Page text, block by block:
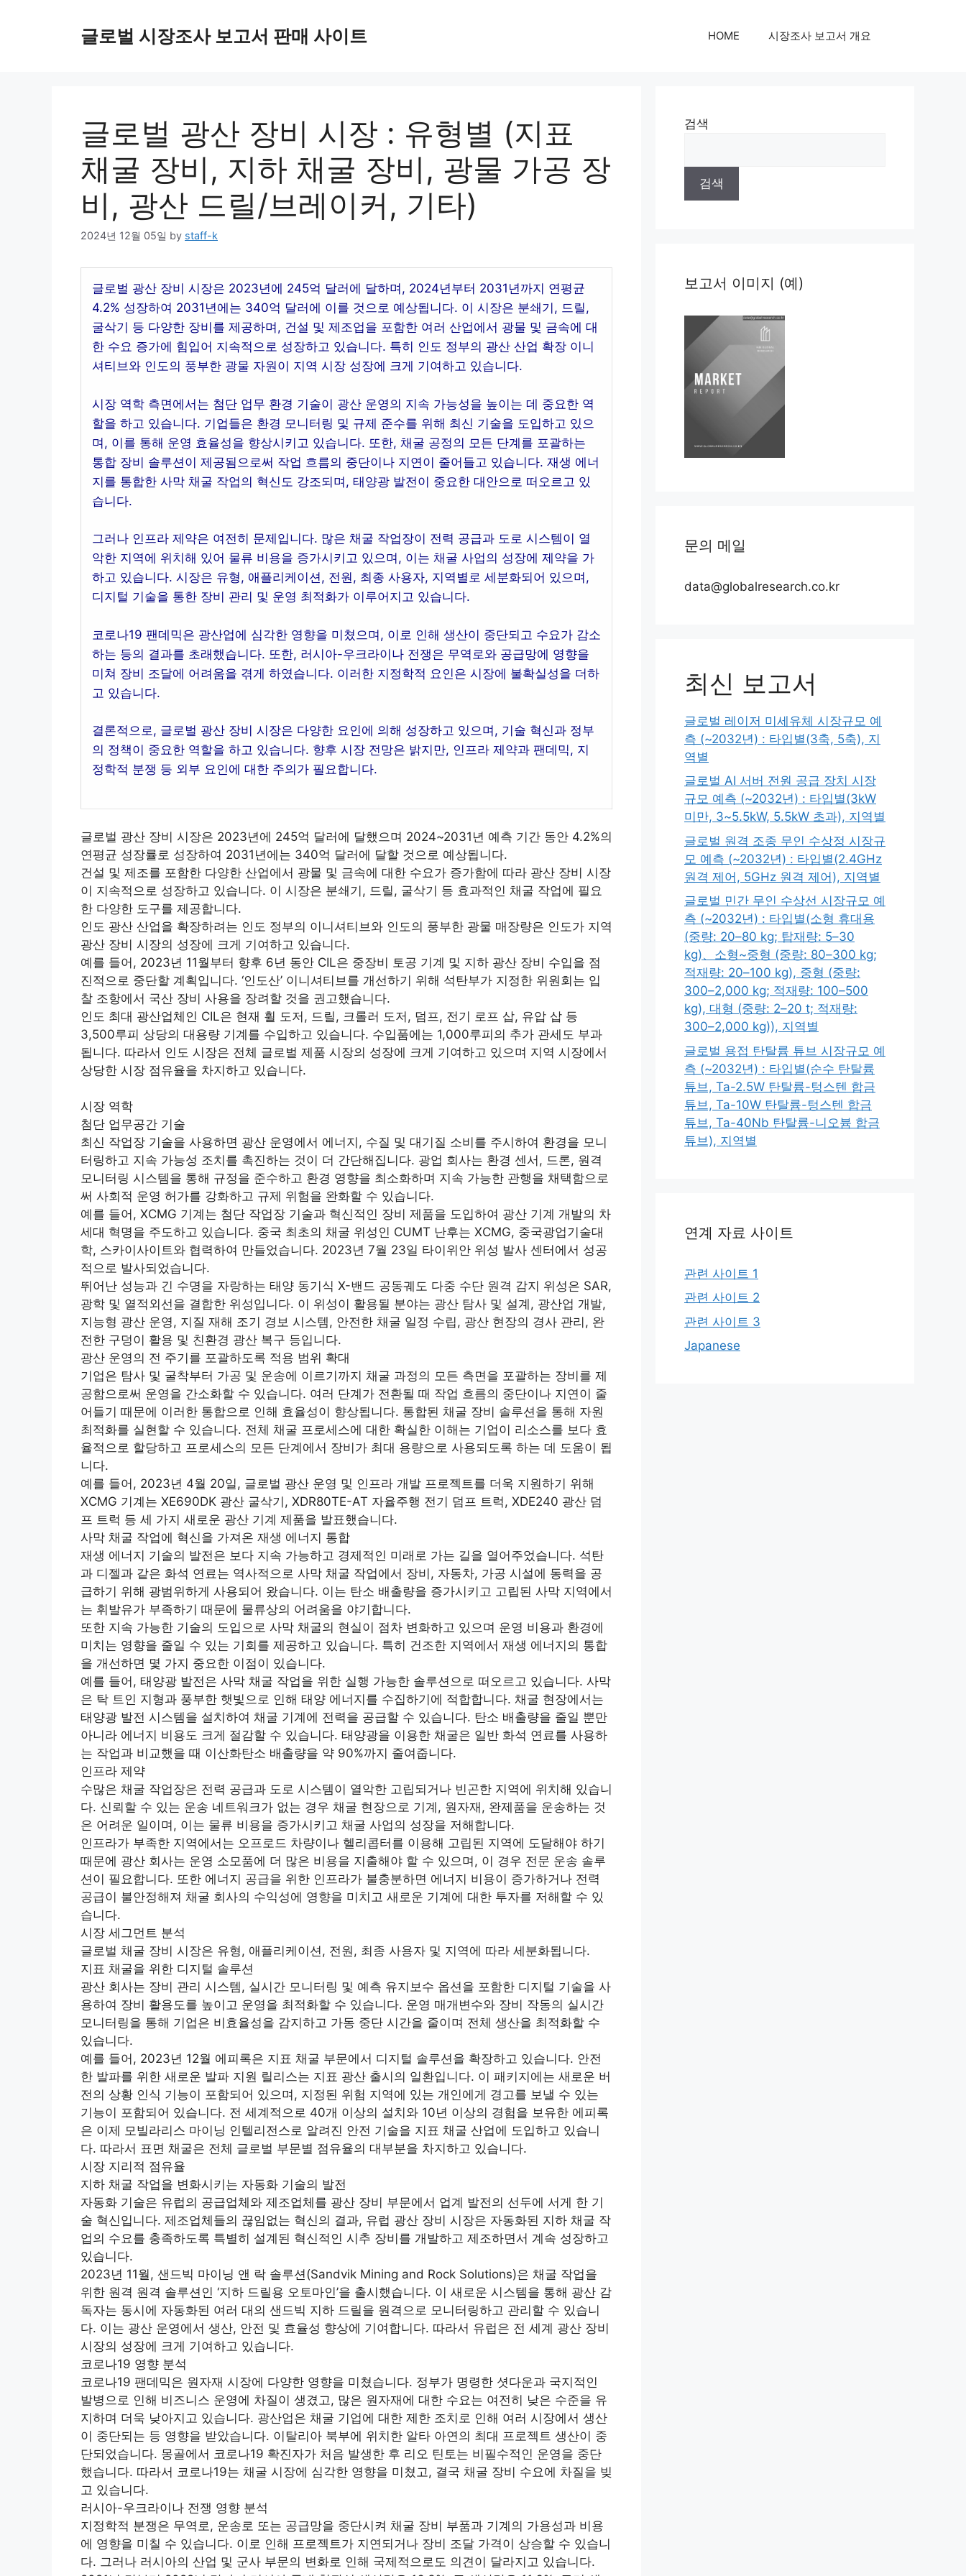
글로벌 시장조사 보고서 판매 사이트 HOME 시장조사 보고서 개요
글로벌 광산 장비 시장 : 유형별 (지표
채굴 장비, 지하 채굴 장비, 광물 가공 장
비, 광산 드릴/브레이커, 기타)
2024년 12월 05일 by staff-k
글로벌 광산 장비 시장은 2023년에 245억 달러에 달하며, 2024년부터 2031년까지 연평균
4.2% 성장하여 2031년에는 340억 달러에 이를 것으로 예상됩니다. 이 시장은 분쇄기, 드릴,
굴삭기 등 다양한 장비를 제공하며, 건설 및 제조업을 포함한 여러 산업에서 광물 및 금속에 대
한 수요 증가에 힘입어 지속적으로 성장하고 있습니다. 특히 인도 정부의 광산 산업 확장 이니
셔티브와 인도의 풍부한 광물 자원이 지역 시장 성장에 크게 기여하고 있습니다.
시장 역학 측면에서는 첨단 업무 환경 기술이 광산 운영의 지속 가능성을 높이는 데 중요한 역
할을 하고 있습니다. 기업들은 환경 모니터링 및 규제 준수를 위해 최신 기술을 도입하고 있으
며, 이를 통해 운영 효율성을 향상시키고 있습니다. 또한, 채굴 공정의 모든 단계를 포괄하는
통합 장비 솔루션이 제공됨으로써 작업 흐름의 중단이나 지연이 줄어들고 있습니다. 재생 에너
지를 통합한 사막 채굴 작업의 혁신도 강조되며, 태양광 발전이 중요한 대안으로 떠오르고 있
습니다.
그러나 인프라 제약은 여전히 문제입니다. 많은 채굴 작업장이 전력 공급과 도로 시스템이 열
악한 지역에 위치해 있어 물류 비용을 증가시키고 있으며, 이는 채굴 사업의 성장에 제약을 가
하고 있습니다. 시장은 유형, 애플리케이션, 전원, 최종 사용자, 지역별로 세분화되어 있으며,
디지털 기술을 통한 장비 관리 및 운영 최적화가 이루어지고 있습니다.
코로나19 팬데믹은 광산업에 심각한 영향을 미쳤으며, 이로 인해 생산이 중단되고 수요가 감소
하는 등의 결과를 초래했습니다. 또한, 러시아-우크라이나 전쟁은 무역로와 공급망에 영향을
미쳐 장비 조달에 어려움을 겪게 하였습니다. 이러한 지정학적 요인은 시장에 불확실성을 더하
고 있습니다.
결론적으로, 글로벌 광산 장비 시장은 다양한 요인에 의해 성장하고 있으며, 기술 혁신과 정부
의 정책이 중요한 역할을 하고 있습니다. 향후 시장 전망은 밝지만, 인프라 제약과 팬데믹, 지
정학적 분쟁 등 외부 요인에 대한 주의가 필요합니다.
글로벌 광산 장비 시장은 2023년에 245억 달러에 달했으며 2024~2031년 예측 기간 동안 4.2%의
연평균 성장률로 성장하여 2031년에는 340억 달러에 달할 것으로 예상됩니다.
건설 및 제조를 포함한 다양한 산업에서 광물 및 금속에 대한 수요가 증가함에 따라 광산 장비 시장
이 지속적으로 성장하고 있습니다. 이 시장은 분쇄기, 드릴, 굴삭기 등 효과적인 채굴 작업에 필요
한 다양한 도구를 제공합니다.
인도 광산 산업을 확장하려는 인도 정부의 이니셔티브와 인도의 풍부한 광물 매장량은 인도가 지역
광산 장비 시장의 성장에 크게 기여하고 있습니다.
예를 들어, 2023년 11월부터 향후 6년 동안 CIL은 중장비 토공 기계 및 지하 광산 장비 수입을 점
진적으로 중단할 계획입니다. ‘인도산’ 이니셔티브를 개선하기 위해 석탄부가 지정한 위원회는 입
찰 조항에서 국산 장비 사용을 장려할 것을 권고했습니다.
인도 최대 광산업체인 CIL은 현재 휠 도저, 드릴, 크롤러 도저, 덤프, 전기 로프 삽, 유압 삽 등
3,500루피 상당의 대용량 기계를 수입하고 있습니다. 수입품에는 1,000루피의 추가 관세도 부과
됩니다. 따라서 인도 시장은 전체 글로벌 제품 시장의 성장에 크게 기여하고 있으며 지역 시장에서
상당한 시장 점유율을 차지하고 있습니다.
시장 역학
첨단 업무공간 기술
최신 작업장 기술을 사용하면 광산 운영에서 에너지, 수질 및 대기질 소비를 주시하여 환경을 모니
터링하고 지속 가능성 조치를 촉진하는 것이 더 간단해집니다. 광업 회사는 환경 센서, 드론, 원격
모니터링 시스템을 통해 규정을 준수하고 환경 영향을 최소화하며 지속 가능한 관행을 채택함으로
써 사회적 운영 허가를 강화하고 규제 위험을 완화할 수 있습니다.
예를 들어, XCMG 기계는 첨단 작업장 기술과 혁신적인 장비 제품을 도입하여 광산 기계 개발의 차
세대 혁명을 주도하고 있습니다. 중국 최초의 채굴 위성인 CUMT 난후는 XCMG, 중국광업기술대
학, 스카이사이트와 협력하여 만들었습니다. 2023년 7월 23일 타이위안 위성 발사 센터에서 성공
적으로 발사되었습니다.
뛰어난 성능과 긴 수명을 자랑하는 태양 동기식 X-밴드 공동궤도 다중 수단 원격 감지 위성은 SAR,
광학 및 열적외선을 결합한 위성입니다. 이 위성이 활용될 분야는 광산 탐사 및 설계, 광산업 개발,
지능형 광산 운영, 지질 재해 조기 경보 시스템, 안전한 채굴 일정 수립, 광산 현장의 경사 관리, 완
전한 구덩이 활용 및 친환경 광산 복구 등입니다.
광산 운영의 전 주기를 포괄하도록 적용 범위 확대
기업은 탐사 및 굴착부터 가공 및 운송에 이르기까지 채굴 과정의 모든 측면을 포괄하는 장비를 제
공함으로써 운영을 간소화할 수 있습니다. 여러 단계가 전환될 때 작업 흐름의 중단이나 지연이 줄
어들기 때문에 이러한 통합으로 인해 효율성이 향상됩니다. 통합된 채굴 장비 솔루션을 통해 자원
최적화를 실현할 수 있습니다. 전체 채굴 프로세스에 대한 확실한 이해는 기업이 리소스를 보다 효
율적으로 할당하고 프로세스의 모든 단계에서 장비가 최대 용량으로 사용되도록 하는 데 도움이 됩
니다.
예를 들어, 2023년 4월 20일, 글로벌 광산 운영 및 인프라 개발 프로젝트를 더욱 지원하기 위해
XCMG 기계는 XE690DK 광산 굴삭기, XDR80TE-AT 자율주행 전기 덤프 트럭, XDE240 광산 덤
프 트럭 등 세 가지 새로운 광산 기계 제품을 발표했습니다.
사막 채굴 작업에 혁신을 가져온 재생 에너지 통합
재생 에너지 기술의 발전은 보다 지속 가능하고 경제적인 미래로 가는 길을 열어주었습니다. 석탄
과 디젤과 같은 화석 연료는 역사적으로 사막 채굴 작업에서 장비, 자동차, 가공 시설에 동력을 공
급하기 위해 광범위하게 사용되어 왔습니다. 이는 탄소 배출량을 증가시키고 고립된 사막 지역에서
는 휘발유가 부족하기 때문에 물류상의 어려움을 야기합니다.
또한 지속 가능한 기술의 도입으로 사막 채굴의 현실이 점차 변화하고 있으며 운영 비용과 환경에
미치는 영향을 줄일 수 있는 기회를 제공하고 있습니다. 특히 건조한 지역에서 재생 에너지의 통합
을 개선하면 몇 가지 중요한 이점이 있습니다.
예를 들어, 태양광 발전은 사막 채굴 작업을 위한 실행 가능한 솔루션으로 떠오르고 있습니다. 사막
은 탁 트인 지형과 풍부한 햇빛으로 인해 태양 에너지를 수집하기에 적합합니다. 채굴 현장에서는
태양광 발전 시스템을 설치하여 채굴 기계에 전력을 공급할 수 있습니다. 탄소 배출량을 줄일 뿐만
아니라 에너지 비용도 크게 절감할 수 있습니다. 태양광을 이용한 채굴은 일반 화석 연료를 사용하
는 작업과 비교했을 때 이산화탄소 배출량을 약 90%까지 줄여줍니다.
인프라 제약
수많은 채굴 작업장은 전력 공급과 도로 시스템이 열악한 고립되거나 빈곤한 지역에 위치해 있습니
다. 신뢰할 수 있는 운송 네트워크가 없는 경우 채굴 현장으로 기계, 원자재, 완제품을 운송하는 것
은 어려운 일이며, 이는 물류 비용을 증가시키고 채굴 사업의 성장을 저해합니다.
인프라가 부족한 지역에서는 오프로드 차량이나 헬리콥터를 이용해 고립된 지역에 도달해야 하기
때문에 광산 회사는 운영 소모품에 더 많은 비용을 지출해야 할 수 있으며, 이 경우 전문 운송 솔루
션이 필요합니다. 또한 에너지 공급을 위한 인프라가 불충분하면 에너지 비용이 증가하거나 전력
공급이 불안정해져 채굴 회사의 수익성에 영향을 미치고 새로운 기계에 대한 투자를 저해할 수 있
습니다.
시장 세그먼트 분석
글로벌 채굴 장비 시장은 유형, 애플리케이션, 전원, 최종 사용자 및 지역에 따라 세분화됩니다.
지표 채굴을 위한 디지털 솔루션
광산 회사는 장비 관리 시스템, 실시간 모니터링 및 예측 유지보수 옵션을 포함한 디지털 기술을 사
용하여 장비 활용도를 높이고 운영을 최적화할 수 있습니다. 운영 매개변수와 장비 작동의 실시간
모니터링을 통해 기업은 비효율성을 감지하고 가동 중단 시간을 줄이며 전체 생산을 최적화할 수
있습니다.
예를 들어, 2023년 12월 에피록은 지표 채굴 부문에서 디지털 솔루션을 확장하고 있습니다. 안전
한 발파를 위한 새로운 발파 지원 릴리스는 지표 광산 출시의 일환입니다. 이 패키지에는 새로운 버
전의 상황 인식 기능이 포함되어 있으며, 지정된 위험 지역에 있는 개인에게 경고를 보낼 수 있는
기능이 포함되어 있습니다. 전 세계적으로 40개 이상의 설치와 10년 이상의 경험을 보유한 에피록
은 이제 모빌라리스 마이닝 인텔리전스로 알려진 안전 기술을 지표 채굴 산업에 도입하고 있습니
다. 따라서 표면 채굴은 전체 글로벌 부문별 점유율의 대부분을 차지하고 있습니다.
시장 지리적 점유율
지하 채굴 작업을 변화시키는 자동화 기술의 발전
자동화 기술은 유럽의 공급업체와 제조업체를 광산 장비 부문에서 업계 발전의 선두에 서게 한 기
술 혁신입니다. 제조업체들의 끊임없는 혁신의 결과, 유럽 광산 장비 시장은 자동화된 지하 채굴 작
업의 수요를 충족하도록 특별히 설계된 혁신적인 시추 장비를 개발하고 제조하면서 계속 성장하고
있습니다.
2023년 11월, 샌드빅 마이닝 앤 락 솔루션(Sandvik Mining and Rock Solutions)은 채굴 작업을
위한 원격 원격 솔루션인 ‘지하 드릴용 오토마인’을 출시했습니다. 이 새로운 시스템을 통해 광산 감
독자는 동시에 자동화된 여러 대의 샌드빅 지하 드릴을 원격으로 모니터링하고 관리할 수 있습니
다. 이는 광산 운영에서 생산, 안전 및 효율성 향상에 기여합니다. 따라서 유럽은 전 세계 광산 장비
시장의 성장에 크게 기여하고 있습니다.
코로나19 영향 분석
코로나19 팬데믹은 원자재 시장에 다양한 영향을 미쳤습니다. 정부가 명령한 셧다운과 국지적인
발병으로 인해 비즈니스 운영에 차질이 생겼고, 많은 원자재에 대한 수요는 여전히 낮은 수준을 유
지하며 더욱 낮아지고 있습니다. 광산업은 채굴 기업에 대한 제한 조치로 인해 여러 시장에서 생산
이 중단되는 등 영향을 받았습니다. 이탈리아 북부에 위치한 알타 아연의 최대 프로젝트 생산이 중
단되었습니다. 몽골에서 코로나19 확진자가 처음 발생한 후 리오 틴토는 비필수적인 운영을 중단
했습니다. 따라서 코로나19는 채굴 시장에 심각한 영향을 미쳤고, 결국 채굴 장비 수요에 차질을 빚
고 있습니다.
러시아-우크라이나 전쟁 영향 분석
지정학적 분쟁은 무역로, 운송로 또는 공급망을 중단시켜 채굴 장비 부품과 기계의 가용성과 비용
에 영향을 미칠 수 있습니다. 이로 인해 프로젝트가 지연되거나 장비 조달 가격이 상승할 수 있습니
다. 그러나 러시아의 산업 및 군사 부문의 변화로 인해 국제적으로도 의견이 달라지고 있습니다.
검색
검색
보고서 이미지 (예)
문의 메일
data@globalresearch.co.kr
최신 보고서
글로벌 레이저 미세유체 시장규모 예
측 (~2032년) : 타입별(3축, 5축), 지
역별
글로벌 AI 서버 전원 공급 장치 시장
규모 예측 (~2032년) : 타입별(3kW
미만, 3~5.5kW, 5.5kW 초과), 지역별
글로벌 원격 조종 무인 수상정 시장규
모 예측 (~2032년) : 타입별(2.4GHz
원격 제어, 5GHz 원격 제어), 지역별
글로벌 민간 무인 수상선 시장규모 예
측 (~2032년) : 타입별(소형 휴대용
(중량: 20–80 kg; 탑재량: 5–30
kg)、소형~중형 (중량: 80–300 kg;
적재량: 20–100 kg), 중형 (중량:
300–2,000 kg; 적재량: 100–500
kg), 대형 (중량: 2–20 t; 적재량:
300–2,000 kg)), 지역별
글로벌 용접 탄탈륨 튜브 시장규모 예
측 (~2032년) : 타입별(순수 탄탈륨
튜브, Ta-2.5W 탄탈륨-텅스텐 합금
튜브, Ta-10W 탄탈륨-텅스텐 합금
튜브, Ta-40Nb 탄탈륨-니오븀 합금
튜브), 지역별
연계 자료 사이트
관련 사이트 1
관련 사이트 2
관련 사이트 3
Japanese